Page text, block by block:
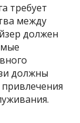
требует
между
должен
должны